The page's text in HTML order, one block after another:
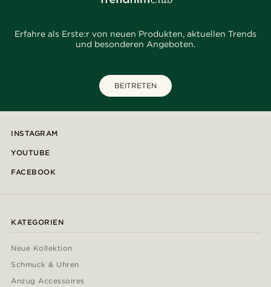
Erfahre als Erste:r von neuen Produkten, aktuellen Trends
und besonderen Angeboten.
BEITRETEN
INSTAGRAM
YOUTUBE
FACEBOOK
KATEGORIEN
Neue Kollektion
Schmuck & Uhren
Anzug Accessoires